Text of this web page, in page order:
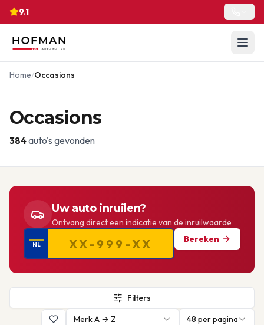
9.1
Home/Occasions
Occasions
384auto's gevonden
Uw auto inruilen?
Ontvang direct een indicatie van de inruilwaarde
NL
Bereken
Filters
Merk A → Z
48 per pagina